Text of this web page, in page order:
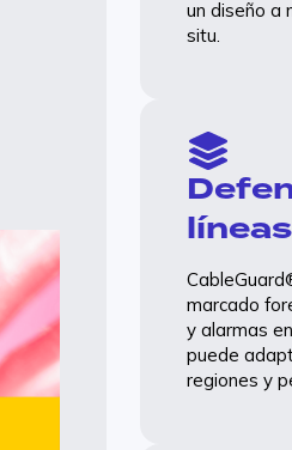
y
sean
un diseño a
situ.
líneas
marcado
y alarmas
puede
regiones y